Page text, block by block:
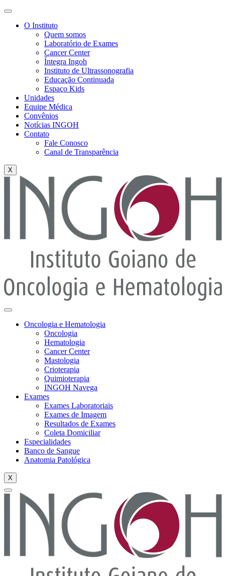
O Instituto
Quem somos
Laboratório de Exames
Cancer Center
Íntegra Ingoh
Instituto de Ultrassonografia
Educação Continuada
Espaço Kids
Unidades
Equipe Médica
Convênios
Notícias INGOH
Contato
Fale Conosco
Canal de Transparência
X
Oncologia e Hematologia
Oncologia
Hematologia
Cancer Center
Mastologia
Crioterapia
Quimioterapia
INGOH Navega
Exames
Exames Laboratoriais
Exames de Imagem
Resultados de Exames
Coleta Domiciliar
Especialidades
Banco de Sangue
Anatomia Patológica
X